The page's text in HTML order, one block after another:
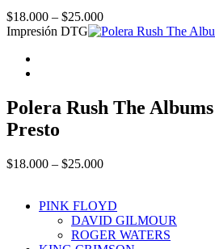
$18.000 – $25.000Price
range:
Impresión DTG
Polera Rush The
Presto
$18.000 – $25.000Price
through
$25.000
PINK FLOYD
DAVID GILMOUR
ROGER WATERS